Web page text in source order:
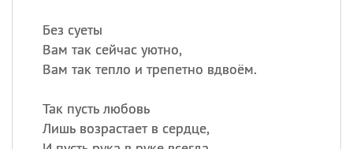
Без суеты
Вам так сейчас уютно,
Вам так тепло и трепетно вдвоём.
Так пусть любовь
Лишь возрастает в сердце,